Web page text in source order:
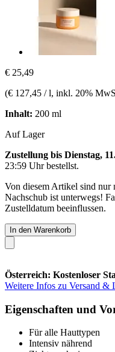
€ 25,49
(€ 127,45 / l, inkl. 20%
Inhalt: 200 ml
Auf Lager
Zustellung bis Dienstag,
23:59 Uhrbestellst.
Von diesem Artikel sind nur
Nachschub ist unterwegs!
Zustelldatum beeinflussen.
In den Warenkorb
Österreich: Kostenloser
Weitere Infos zu Versand &
Eigenschaften und
Für alle Hauttypen
Intensiv nährend